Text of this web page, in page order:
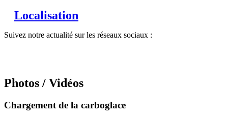
Localisation
Suivez notre actualité sur les réseaux sociaux :
Photos / Vidéos
Chargement de la carboglace